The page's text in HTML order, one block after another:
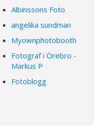
Albinssons Foto
angelika sundman
Myownphotobooth
Fotograf i Örebro -
Markus P
Fotoblogg